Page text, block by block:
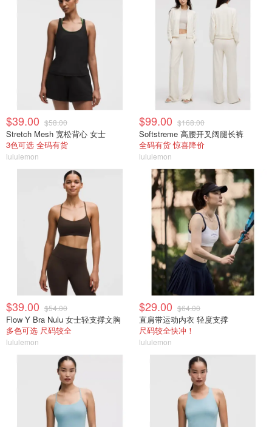
$39.00 $58.00
Stretch Mesh 宽松背心 女士
3色可选 全码有货
lululemon
$99.00 $168.00
Softstreme 高腰开叉阔腿长裤
全码有货 惊喜降价
lululemon
$39.00 $54.00
Flow Y Bra Nulu 女士轻支撑文胸
多色可选 尺码较全
lululemon
$29.00 $64.00
直肩带运动内衣 轻度支撑
尺码较全快冲！
lululemon